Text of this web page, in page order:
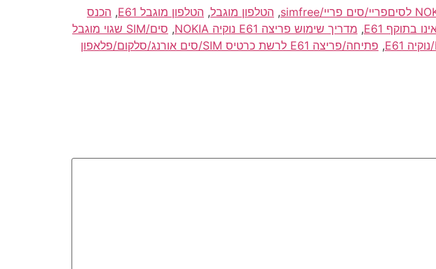
, הטלפון מוגבל, הטלפון מוגבל E61 , הכנס
, מדריך שימוש פריצה E61 נוקיה NOKIA ,
סים/SIM שגוי מוגבל
,
פתיחה/פריצה E61 לרשת כרטיס SIM/סים אורנג/סלקום/פלאפון